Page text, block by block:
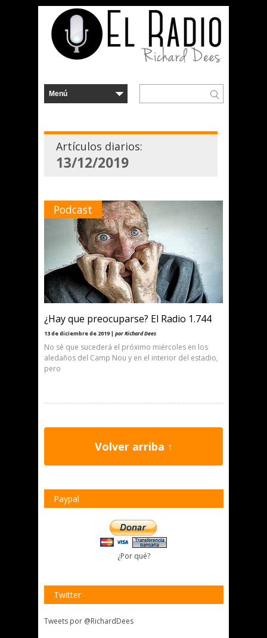
Artículos diarios:
13/12/2019
Podcast
¿Hay que preocuparse? El Radio 1.744
13 de diciembre de 2019 | por Richard Dees
No sé que sucederá el próximo miércoles en los
aledaños del Camp Nou y en el interior del estadio,
pero
Volver arriba ↑
Paypal
¿Por qué?
Twitter
Tweets por @RichardDees